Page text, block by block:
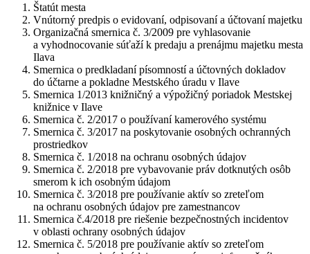
Štatút mesta
Vnútorný predpis o evidovaní, odpisovaní a účtovaní majetku
Organizačná smernica č. 3/2009 pre vyhlasovanie
a vyhodnocovanie súťaží k predaju a prenájmu majetku mesta
Ilava
Smernica o predkladaní písomností a účtovných dokladov
do účtarne a pokladne Mestského úradu v Ilave
Smernica 1/2013 knižničný a výpožičný poriadok Mestskej
knižnice v Ilave
Smernica č. 2/2017 o používaní kamerového systému
Smernica č. 3/2017 na poskytovanie osobných ochranných
prostriedkov
Smernica č. 1/2018 na ochranu osobných údajov
Smernica č. 2/2018 pre vybavovanie práv dotknutých osôb
smerom k ich osobným údajom
Smernica č. 3/2018 pre používanie aktív so zreteľom
na ochranu osobných údajov pre zamestnancov
Smernica č.4/2018 pre riešenie bezpečnostných incidentov
v oblasti ochrany osobných údajov
Smernica č. 5/2018 pre používanie aktív so zreteľom